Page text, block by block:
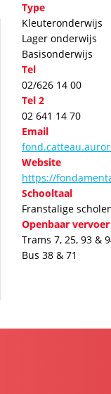
Type
Kleuteronderwijs
Lager onderwijs
Basisonderwijs
Tel
02/626 14 00
Tel 2
02 641 14 70
Email
Website
https://
Schooltaal
Franstalige
Openbaar vervoer
Trams 7, 25, 93 &
Bus 38 & 71